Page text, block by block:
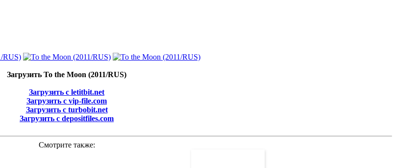
Загрузить To the Moon (2011/RUS)
Загрузить с letitbit.net
Загрузить с vip-file.com
Загрузить с turbobit.net
Загрузить с depositfiles.com
Смотрите также: